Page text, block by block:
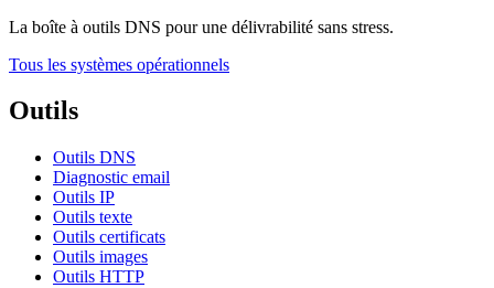
La boîte à outils DNS pour une délivrabilité sans stress.
Tous les systèmes opérationnels
Outils
Outils DNS
Diagnostic email
Outils IP
Outils texte
Outils certificats
Outils images
Outils HTTP